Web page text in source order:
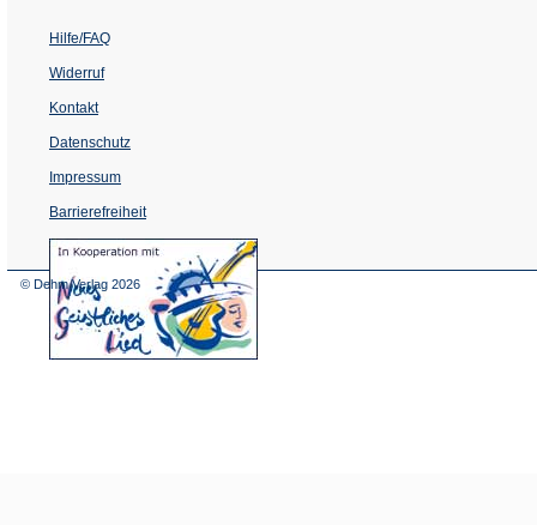
Hilfe/FAQ
Widerruf
Kontakt
Datenschutz
Impressum
Barrierefreiheit
(Öffnet
in
© Dehm Verlag 2026